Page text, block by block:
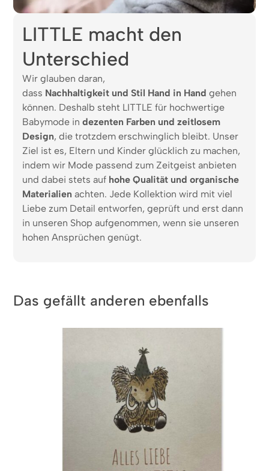
LITTLE macht den
Unterschied
Wir glauben daran,
dass Nachhaltigkeit und Stil Hand in Hand gehen
können. Deshalb steht LITTLE für hochwertige
Babymode in dezenten Farben und zeitlosem
Design, die trotzdem erschwinglich bleibt. Unser
Ziel ist es, Eltern und Kinder glücklich zu machen,
indem wir Mode passend zum Zeitgeist anbieten
und dabei stets auf hohe Qualität und organische
Materialien achten. Jede Kollektion wird mit viel
Liebe zum Detail entworfen, geprüft und erst dann
in unseren Shop aufgenommen, wenn sie unseren
hohen Ansprüchen genügt.
Das gefällt anderen ebenfalls